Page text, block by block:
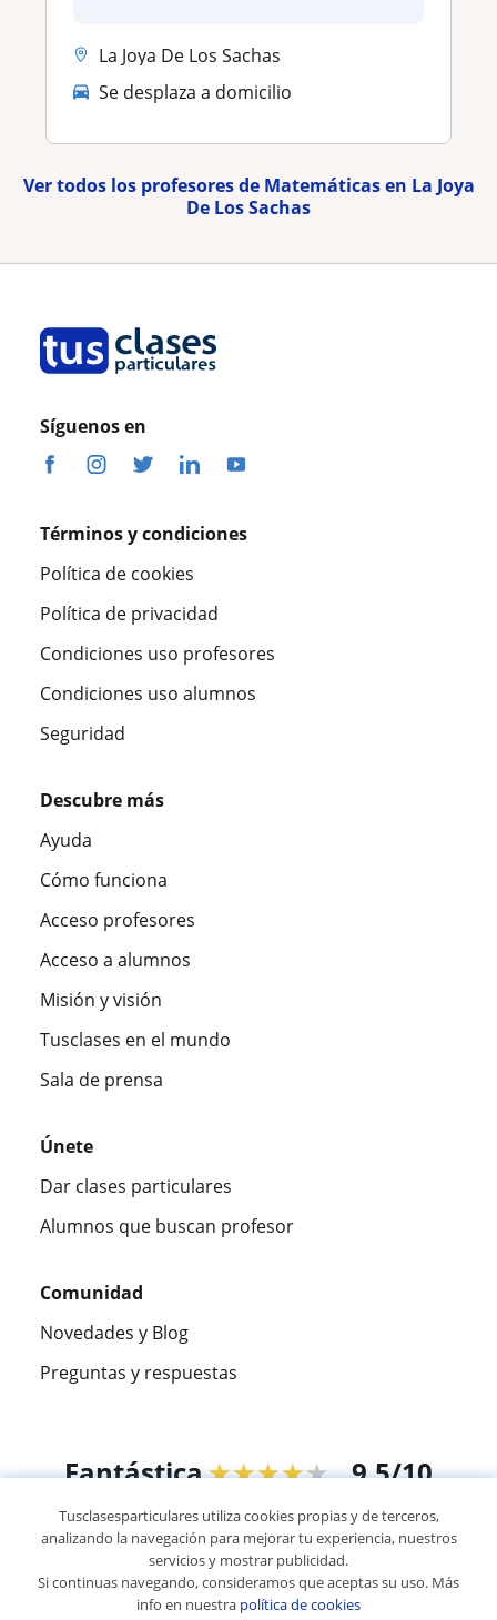
La Joya De Los Sachas
Se desplaza a domicilio
Ver todos los profesores de Matemáticas en La Joya
De Los Sachas
Síguenos en
Términos y condiciones
Política de cookies
Política de privacidad
Condiciones uso profesores
Condiciones uso alumnos
Seguridad
Descubre más
Ayuda
Cómo funciona
Acceso profesores
Acceso a alumnos
Misión y visión
Tusclases en el mundo
Sala de prensa
Únete
Dar clases particulares
Alumnos que buscan profesor
Comunidad
Novedades y Blog
Preguntas y respuestas
Fantástica★★★★★ 9,5/10
305915opiniones de alumnos
© 2007 - 2026 Tusclasesparticulares.com.ec
Tusclasesparticulares utiliza cookies propias y de terceros,
analizando la navegación para mejorar tu experiencia, nuestros
servicios y mostrar publicidad.
Si continuas navegando, consideramos que aceptas su uso. Más
info en nuestra política de cookies